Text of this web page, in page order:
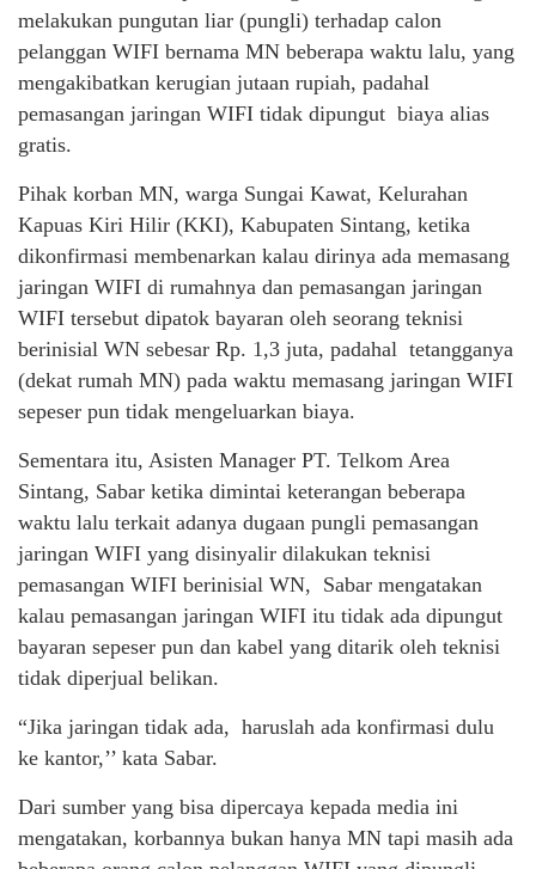
melakukan pungutan liar (pungli) terhadap calon
pelanggan WIFI bernama MN beberapa waktu lalu, yang
mengakibatkan kerugian jutaan rupiah, padahal
pemasangan jaringan WIFI tidak dipungut biaya alias
gratis.
Pihak korban MN, warga Sungai Kawat, Kelurahan
Kapuas Kiri Hilir (KKI), Kabupaten Sintang, ketika
dikonfirmasi membenarkan kalau dirinya ada memasang
jaringan WIFI di rumahnya dan pemasangan jaringan
WIFI tersebut dipatok bayaran oleh seorang teknisi
berinisial WN sebesar Rp. 1,3 juta, padahal tetangganya
(dekat rumah MN) pada waktu memasang jaringan WIFI
sepeser pun tidak mengeluarkan biaya.
Sementara itu, Asisten Manager PT. Telkom Area
Sintang, Sabar ketika dimintai keterangan beberapa
waktu lalu terkait adanya dugaan pungli pemasangan
jaringan WIFI yang disinyalir dilakukan teknisi
pemasangan WIFI berinisial WN, Sabar mengatakan
kalau pemasangan jaringan WIFI itu tidak ada dipungut
bayaran sepeser pun dan kabel yang ditarik oleh teknisi
tidak diperjual belikan.
“Jika jaringan tidak ada, haruslah ada konfirmasi dulu
ke kantor,’’ kata Sabar.
Dari sumber yang bisa dipercaya kepada media ini
mengatakan, korbannya bukan hanya MN tapi masih ada